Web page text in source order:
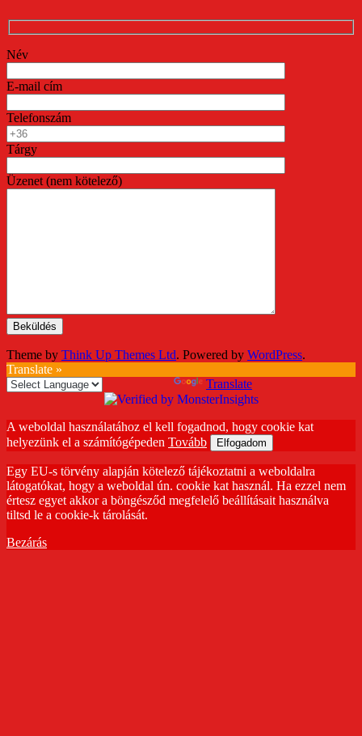
Név
E-mail cím
Telefonszám
Tárgy
Üzenet (nem kötelező)
Theme by Think Up Themes Ltd. Powered by WordPress.
Translate »
Translate
A weboldal használatához el kell fogadnod, hogy cookie kat
helyezünk el a számítógépeden Tovább Elfogadom
Egy EU-s törvény alapján kötelező tájékoztatni a weboldalra
látogatókat, hogy a weboldal ún. cookie kat használ. Ha ezzel nem
értesz egyet akkor a böngésződ megfelelő beállításait használva
tiltsd le a cookie-k tárolását.
Bezárás